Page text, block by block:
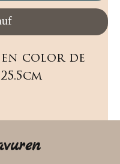
en color de